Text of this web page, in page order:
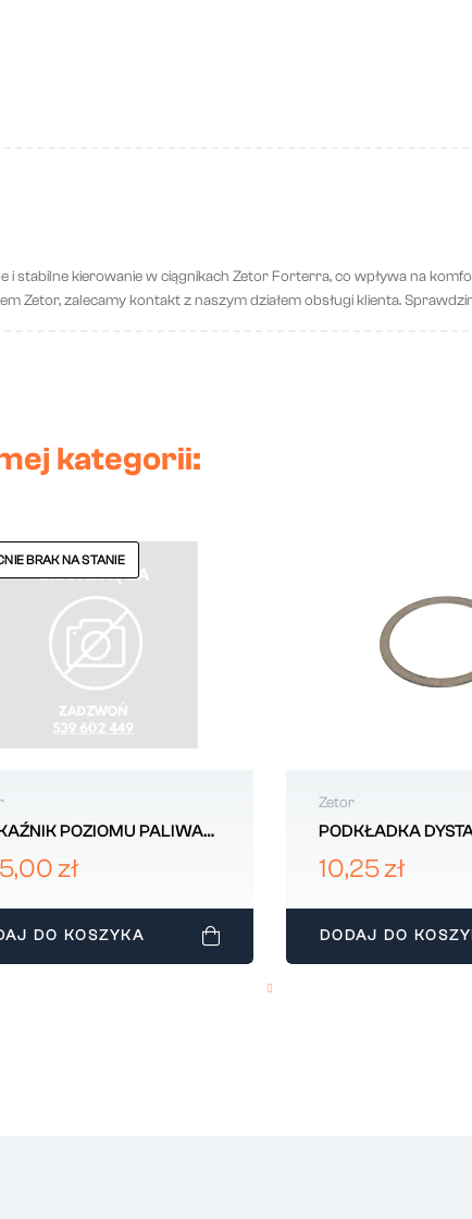
stabilne kierowanie w ciągnikach Zetor Forterra, co wpływa na
Zetor, zalecamy kontakt z naszym działem obsługi klienta.
kategorii:
BRAK NA STANIE
POZIOMU PALIWA
50312933
zł
DO KOSZYKA
Zetor
PODKŁADKA
60x72x1 ZETOR
10,25 zł
DODAJ DO